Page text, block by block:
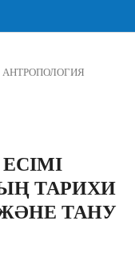
АНТРОПОЛОГИЯ
ТАРИХИ
ТАНУ